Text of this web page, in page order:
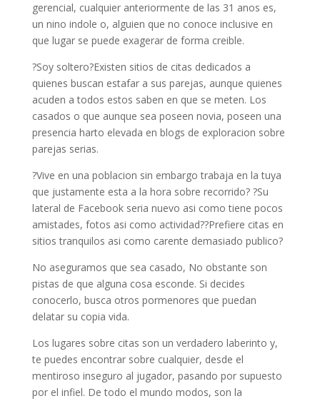
gerencial, cualquier anteriormente de las 31 anos es,
un nino indole o, alguien que no conoce inclusive en
que lugar se puede exagerar de forma creible.
?Soy soltero?Existen sitios de citas dedicados a
quienes buscan estafar a sus parejas, aunque quienes
acuden a todos estos saben en que se meten. Los
casados o que aunque sea poseen novia, poseen una
presencia harto elevada en blogs de exploracion sobre
parejas serias.
?Vive en una poblacion sin embargo trabaja en la tuya
que justamente esta a la hora sobre recorrido? ?Su
lateral de Facebook seri­a nuevo asi­ como tiene pocos
amistades, fotos asi­ como actividad??Prefiere citas en
sitios tranquilos asi­ como carente demasiado publico?
No aseguramos que sea casado, No obstante son
pistas de que alguna cosa esconde. Si decides
conocerlo, busca otros pormenores que puedan
delatar su copia vida.
Los lugares sobre citas son un verdadero laberinto y,
te puedes encontrar sobre cualquier, desde el
mentiroso inseguro al jugador, pasando por supuesto
por el infiel. De todo el mundo modos, son la